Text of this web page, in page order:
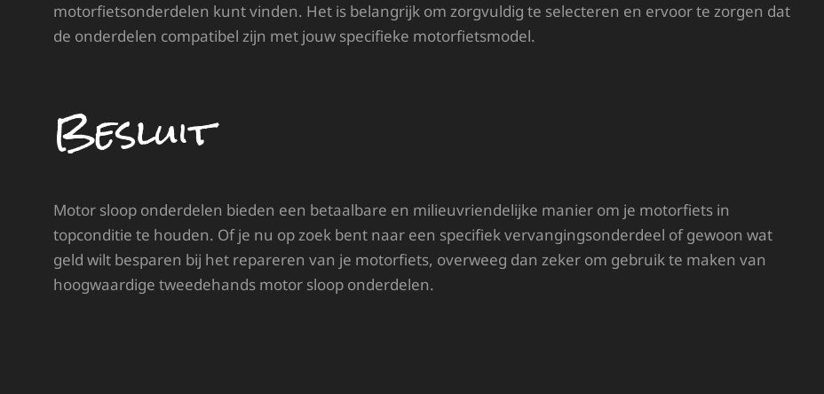
motorfietsonderdelen kunt vinden. Het is belangrijk om zorgvuldig te selecteren en ervoor te zorgen dat
de onderdelen compatibel zijn met jouw specifieke motorfietsmodel.
Besluit
Motor sloop onderdelen bieden een betaalbare en milieuvriendelijke manier om je motorfiets in
topconditie te houden. Of je nu op zoek bent naar een specifiek vervangingsonderdeel of gewoon wat
geld wilt besparen bij het repareren van je motorfiets, overweeg dan zeker om gebruik te maken van
hoogwaardige tweedehands motor sloop onderdelen.